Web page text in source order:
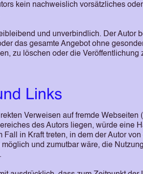
kein nachweislich vorsätzliches
und unverbindlich. Der Autor
das gesamte Angebot ohne
zu löschen oder die Veröffentlichung
Links
Verweisen auf fremde
des Autors liegen, würde eine
in Kraft treten, in dem der Autor
und zumutbar wäre, die